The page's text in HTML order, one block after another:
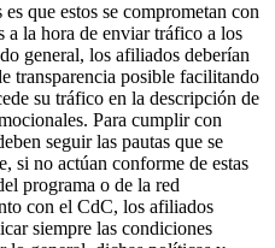
que estos se comprometan con
a la hora de enviar tráfico a los
general, los afiliados deberían
transparencia posible facilitando
su tráfico en la descripción de
Para cumplir con
seguir las pautas que se
si no actúan conforme de estas
programa o de la red
con el CdC, los afiliados
siempre las condiciones